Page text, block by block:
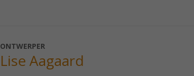
ONTWERPER
Lise Aagaard